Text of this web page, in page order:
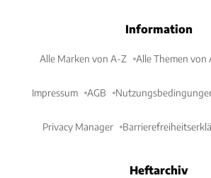
Information
Alle Marken von A-Z Alle Themen von
Impressum AGB
Privacy Manager
Heftarchiv